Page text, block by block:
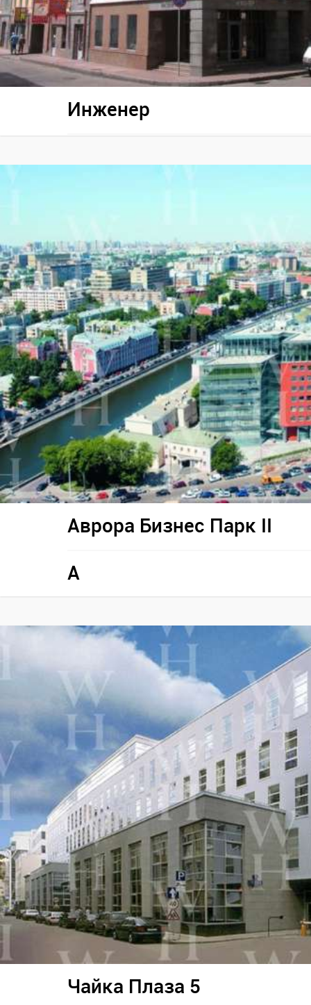
Инженер
Аврора Бизнес Парк II
A
Чайка Плаза 5